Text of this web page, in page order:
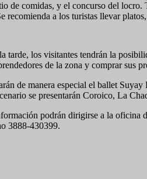
de comidas, y el concurso del locro.
recomienda a los turistas llevar
tarde, los visitantes tendrán la
de la zona y comprar sus
de manera especial el ballet
se presentarán Coroico, La
podrán dirigirse a la oficina
3888-430399.